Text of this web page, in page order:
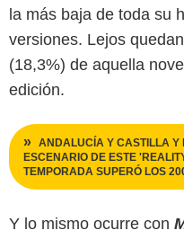
la más baja de toda su
versiones. Lejos
(18,3%) de aquella
edición.
ANDALUCÍA Y CASTILLA Y
ESCENARIO DE ESTE
TEMPORADA SUPERÓ LOS
Y lo mismo ocurre con